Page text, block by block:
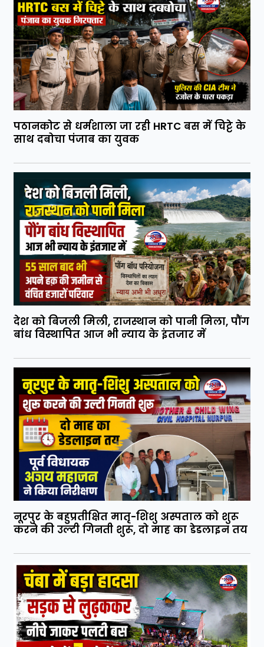
पठानकोट से धर्मशाला जा रही HRTC बस में चिट्टे के
साथ दबोचा पंजाब का युवक
देश को बिजली मिली, राजस्थान को पानी मिला, पौंग
बांध विस्थापित आज भी न्याय के इंतजार में
नूरपुर के बहुप्रतीक्षित मातृ-शिशु अस्पताल को शुरू
करने की उल्टी गिनती शुरू, दो माह का डेडलाइन तय